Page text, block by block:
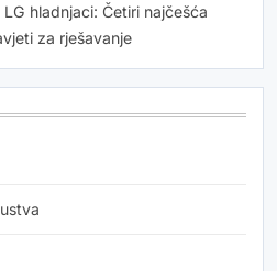
LG hladnjaci: Četiri najčešća
za rješavanje